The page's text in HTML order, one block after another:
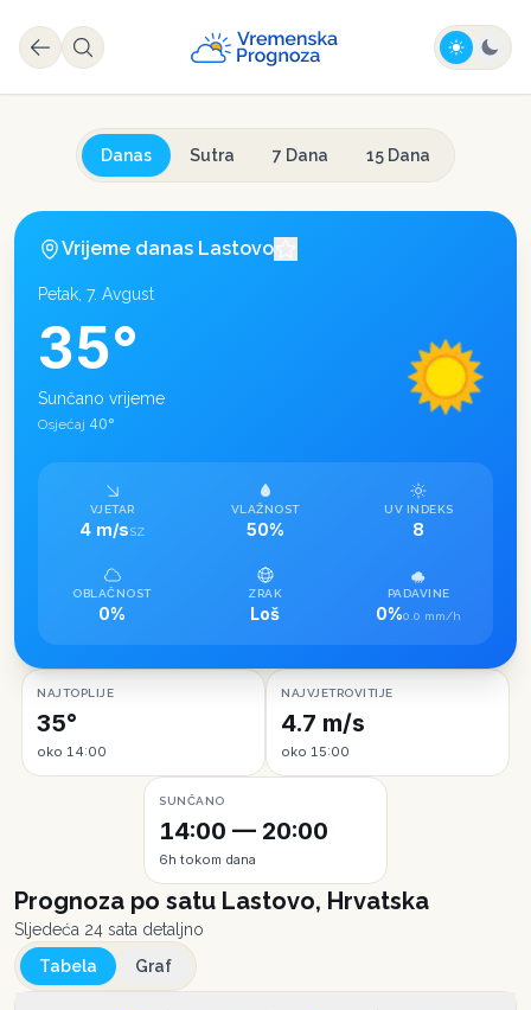
Danas Sutra 7 Dana 15 Dana
Vrijeme danas Lastovo
Petak, 7. Avgust
35°
Sunčano vrijeme
Osjećaj 40°
VJETAR
4 m/sSZ
VLAŽNOST
50%
UV INDEKS
8
OBLAČNOST
0%
ZRAK
Loš
PADAVINE
0%0.0 mm/h
NAJTOPLIJE
35°
oko 14:00
NAJVJETROVITIJE
4.7 m/s
oko 15:00
SUNČANO
14:00 — 20:00
6h tokom dana
Prognoza po satu Lastovo, Hrvatska
Sljedeća 24 sata detaljno
Tabela
Graf